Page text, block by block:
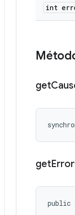
int
get
getError
public